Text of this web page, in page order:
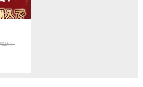
込）